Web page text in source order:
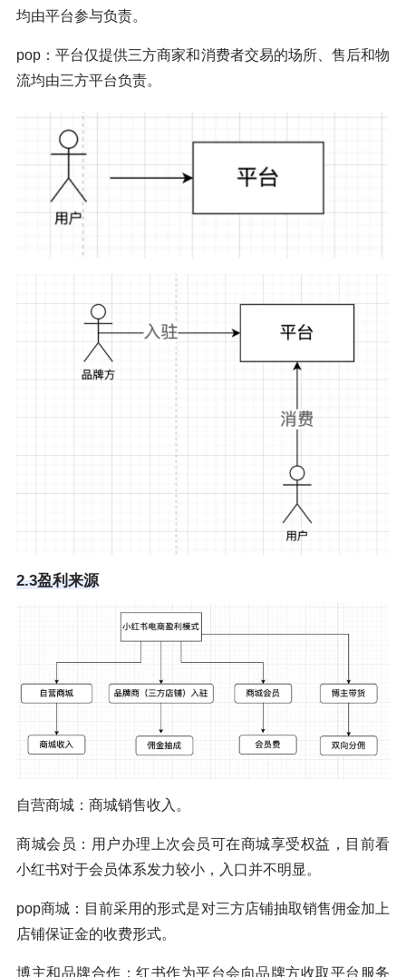
均由平台参与负责。
pop：平台仅提供三方商家和消费者交易的场所、售后和物
流均由三方平台负责。
2.3盈利来源
自营商城：商城销售收入。
商城会员：用户办理上次会员可在商城享受权益，目前看
小红书对于会员体系发力较小，入口并不明显。
pop商城：目前采用的形式是对三方店铺抽取销售佣金加上
店铺保证金的收费形式。
博主和品牌合作：红书作为平台会向品牌方收取平台服务